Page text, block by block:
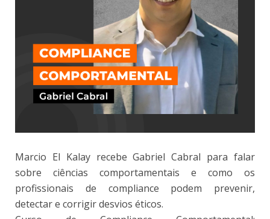
Marcio El Kalay recebe Gabriel Cabral para falar
sobre ciências comportamentais e como os
profissionais de compliance podem prevenir,
detectar e corrigir desvios éticos.